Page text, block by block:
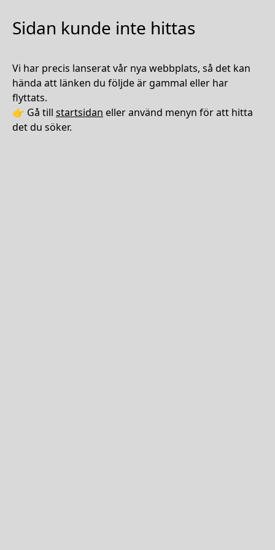
Sidan kunde inte hittas
Vi har precis lanserat vår nya webbplats, så det kan
hända att länken du följde är gammal eller har
flyttats.
👉 Gå till startsidan eller använd menyn för att hitta
det du söker.